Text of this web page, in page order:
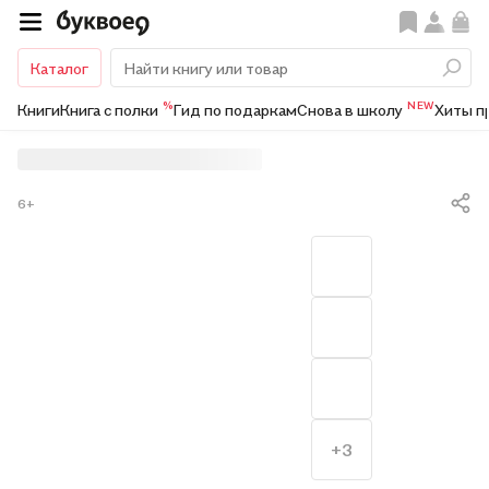
Каталог
КнигиКнига с полки %Гид по подаркамСнова в школу NEWХиты
6+
+3